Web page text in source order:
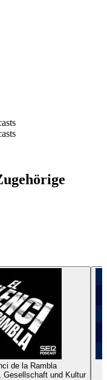
de la Rambla
Gesellschaft und Kultur